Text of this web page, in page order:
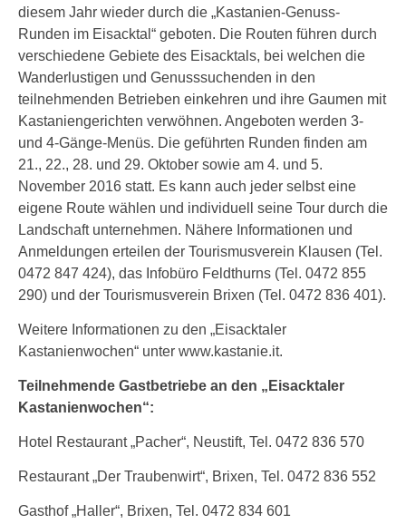
diesem Jahr wieder durch die „Kastanien-Genuss-
Runden im Eisacktal“ geboten. Die Routen führen durch
verschiedene Gebiete des Eisacktals, bei welchen die
Wanderlustigen und Genusssuchenden in den
teilnehmenden Betrieben einkehren und ihre Gaumen mit
Kastaniengerichten verwöhnen. Angeboten werden 3-
und 4-Gänge-Menüs. Die geführten Runden finden am
21., 22., 28. und 29. Oktober sowie am 4. und 5.
November 2016 statt. Es kann auch jeder selbst eine
eigene Route wählen und individuell seine Tour durch die
Landschaft unternehmen. Nähere Informationen und
Anmeldungen erteilen der Tourismusverein Klausen (Tel.
0472 847 424), das Infobüro Feldthurns (Tel. 0472 855
290) und der Tourismusverein Brixen (Tel. 0472 836 401).
Weitere Informationen zu den „Eisacktaler
Kastanienwochen“ unter www.kastanie.it.
Teilnehmende Gastbetriebe an den „Eisacktaler
Kastanienwochen“:
Hotel Restaurant „Pacher“, Neustift, Tel. 0472 836 570
Restaurant „Der Traubenwirt“, Brixen, Tel. 0472 836 552
Gasthof „Haller“, Brixen, Tel. 0472 834 601